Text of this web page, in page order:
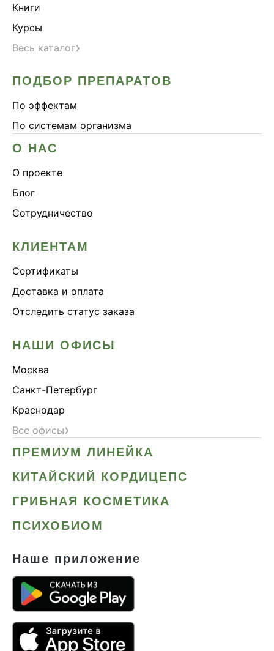
Книги
Курсы
Весь каталог›
ПОДБОР ПРЕПАРАТОВ
По эффектам
По системам организма
О НАС
О проекте
Блог
Сотрудничество
КЛИЕНТАМ
Сертификаты
Доставка и оплата
Отследить статус заказа
НАШИ ОФИСЫ
Москва
Санкт-Петербург
Краснодар
Все офисы›
ПРЕМИУМ ЛИНЕЙКА
КИТАЙСКИЙ КОРДИЦЕПС
ГРИБНАЯ КОСМЕТИКА
ПСИХОБИОМ
Наше приложение